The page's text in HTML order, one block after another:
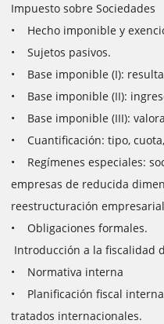
Impuesto sobre Sociedades
• Hecho imponible y
• Sujetos pasivos.
• Base imponible (I):
• Base imponible (II):
• Base imponible (III):
• Cuantificación: tipo,
• Regímenes especiales:
empresas de reducida
reestructuración
• Obligaciones formales.
Introducción a la fiscalidad
• Normativa interna
• Planificación fiscal
tratados internacionales.